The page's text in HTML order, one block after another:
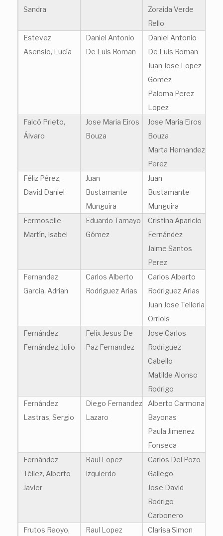
Sandra
Zoraida Verde
Rello
Estevez
Asensio, Lucía
Daniel Antonio
De Luis Roman
Daniel Antonio
De Luis Roman
Juan Jose Lopez
Gomez
Paloma Perez
Lopez
Falcó Prieto,
Álvaro
Jose Maria Eiros
Bouza
Jose Maria Eiros
Bouza
Marta Hernandez
Perez
Féliz Pérez,
David Daniel
Juan
Bustamante
Munguira
Juan
Bustamante
Munguira
Fermoselle
Martín, Isabel
Eduardo Tamayo
Gómez
Cristina Aparicio
Fernández
Jaime Santos
Perez
Fernandez
Garcia, Adrian
Carlos Alberto
Rodriguez Arias
Carlos Alberto
Rodriguez Arias
Juan Jose Telleria
Orriols
Fernández
Fernández, Julio
Felix Jesus De
Paz Fernandez
Jose Carlos
Rodriguez
Cabello
Matilde Alonso
Rodrigo
Fernández
Lastras, Sergio
Diego Fernandez
Lazaro
Alberto Carmona
Bayonas
Paula Jimenez
Fonseca
Fernández
Téllez, Alberto
Javier
Raul Lopez
Izquierdo
Carlos Del Pozo
Gallego
Jose David
Rodrigo
Carbonero
Frutos Reoyo,
Raul Lopez
Clarisa Simon